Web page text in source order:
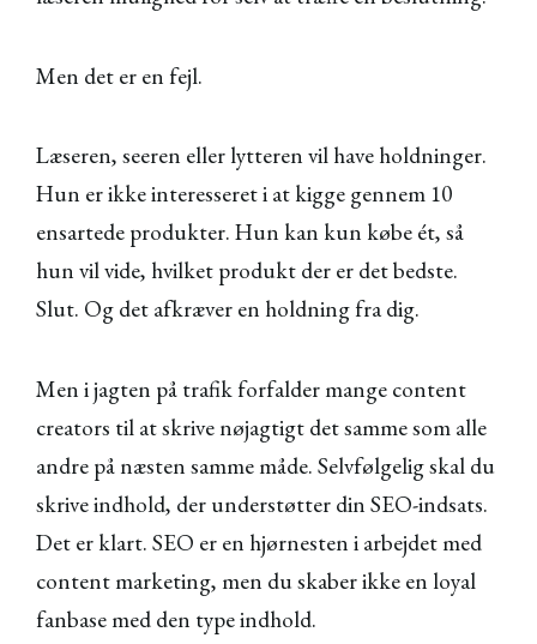
Men det er en fejl.
Læseren, seeren eller lytteren vil have holdninger.
Hun er ikke interesseret i at kigge gennem 10
ensartede produkter. Hun kan kun købe ét, så
hun vil vide, hvilket produkt der er det bedste.
Slut. Og det afkræver en holdning fra dig.
Men i jagten på trafik forfalder mange content
creators til at skrive nøjagtigt det samme som alle
andre på næsten samme måde. Selvfølgelig skal du
skrive indhold, der understøtter din SEO-indsats.
Det er klart. SEO er en hjørnesten i arbejdet med
content marketing, men du skaber ikke en loyal
fanbase med den type indhold.